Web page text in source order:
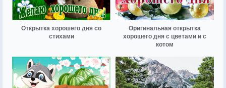
Открытка хорошего дня со
стихами
Оригинальная открытка
хорошего дня с цветами и с
котом